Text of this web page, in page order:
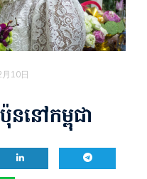
10日
ននៅកម្ពុជា